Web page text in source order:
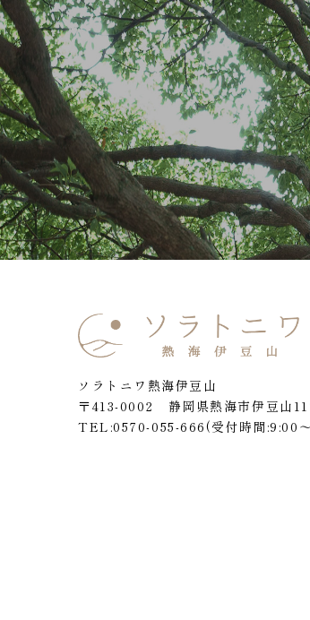
ソラトニワ熱海伊豆山
〒413-0002 静岡県熱海市伊豆山
TEL:0570-055-666(受付時間:9:00